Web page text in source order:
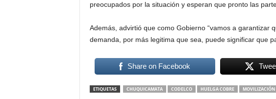
preocupados por la situación y esperan que pronto las
Además, advirtió que como Gobierno “vamos a garantizar
demanda, por más legitima que sea, puede significar que
Share on Facebook
ETIQUETAS CHUQUICAMATA CODELCO HUELGA COBRE MOVILIZACIÓN